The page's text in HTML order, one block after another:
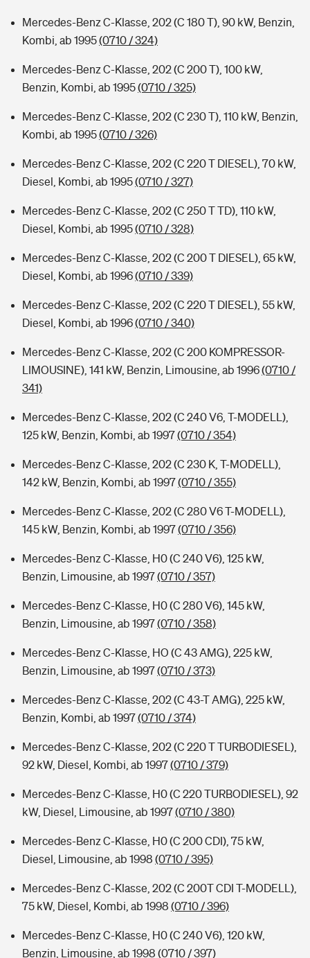
Mercedes-Benz C-Klasse, 202 (C 180 T), 90 kW, Benzin,
Kombi, ab 1995(0710 / 324)
Mercedes-Benz C-Klasse, 202 (C 200 T), 100 kW,
Benzin, Kombi, ab 1995(0710 / 325)
Mercedes-Benz C-Klasse, 202 (C 230 T), 110 kW, Benzin,
Kombi, ab 1995(0710 / 326)
Mercedes-Benz C-Klasse, 202 (C 220 T DIESEL), 70 kW,
Diesel, Kombi, ab 1995(0710 / 327)
Mercedes-Benz C-Klasse, 202 (C 250 T TD), 110 kW,
Diesel, Kombi, ab 1995(0710 / 328)
Mercedes-Benz C-Klasse, 202 (C 200 T DIESEL), 65 kW,
Diesel, Kombi, ab 1996(0710 / 339)
Mercedes-Benz C-Klasse, 202 (C 220 T DIESEL), 55 kW,
Diesel, Kombi, ab 1996(0710 / 340)
Mercedes-Benz C-Klasse, 202 (C 200 KOMPRESSOR-
LIMOUSINE), 141 kW, Benzin, Limousine, ab 1996(0710 /
341)
Mercedes-Benz C-Klasse, 202 (C 240 V6, T-MODELL),
125 kW, Benzin, Kombi, ab 1997(0710 / 354)
Mercedes-Benz C-Klasse, 202 (C 230 K, T-MODELL),
142 kW, Benzin, Kombi, ab 1997(0710 / 355)
Mercedes-Benz C-Klasse, 202 (C 280 V6 T-MODELL),
145 kW, Benzin, Kombi, ab 1997(0710 / 356)
Mercedes-Benz C-Klasse, H0 (C 240 V6), 125 kW,
Benzin, Limousine, ab 1997(0710 / 357)
Mercedes-Benz C-Klasse, H0 (C 280 V6), 145 kW,
Benzin, Limousine, ab 1997(0710 / 358)
Mercedes-Benz C-Klasse, HO (C 43 AMG), 225 kW,
Benzin, Limousine, ab 1997(0710 / 373)
Mercedes-Benz C-Klasse, 202 (C 43-T AMG), 225 kW,
Benzin, Kombi, ab 1997(0710 / 374)
Mercedes-Benz C-Klasse, 202 (C 220 T TURBODIESEL),
92 kW, Diesel, Kombi, ab 1997(0710 / 379)
Mercedes-Benz C-Klasse, H0 (C 220 TURBODIESEL), 92
kW, Diesel, Limousine, ab 1997(0710 / 380)
Mercedes-Benz C-Klasse, H0 (C 200 CDI), 75 kW,
Diesel, Limousine, ab 1998 (0710 / 395)
Mercedes-Benz C-Klasse, 202 (C 200T CDI T-MODELL),
75 kW, Diesel, Kombi, ab 1998 (0710 / 396)
Mercedes-Benz C-Klasse, H0 (C 240 V6), 120 kW,
Benzin, Limousine, ab 1998 (0710 / 397)